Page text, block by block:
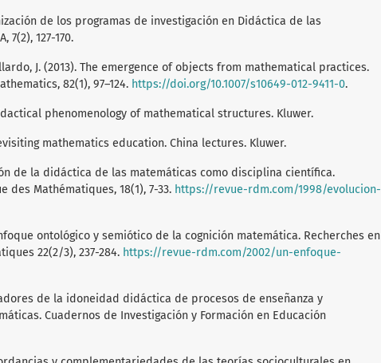
de los programas de investigación en Didáctica de las
7(2), 127-170.
J. (2013). The emergence of objects from mathematical practices.
82(1), 97–124. https://doi.org/10.1007/s10649-012-9411-0.
phenomenology of mathematical structures. Kluwer.
mathematics education. China lectures. Kluwer.
de la didáctica de las matemáticas como disciplina científica.
des Mathématiques, 18(1), 7-33. https://revue-rdm.com/1998/evolucion-
ontológico y semiótico de la cognición matemática. Recherches en
22(2/3), 237-284. https://revue-rdm.com/2002/un-enfoque-
de la idoneidad didáctica de procesos de enseñanza y
Cuadernos de Investigación y Formación en Educación